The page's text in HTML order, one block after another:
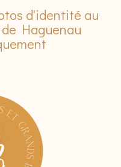
d'identité au
Haguenau